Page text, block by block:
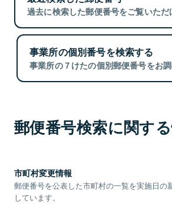
過去に検索した郵便番号をご覧いただ
事業所の個別番号を検索する
事業所の７けたの個別郵便番号をお調
郵便番号検索に関す
市町村変更情報
郵便番号を公表した市町村の一覧を実施日の
しています。